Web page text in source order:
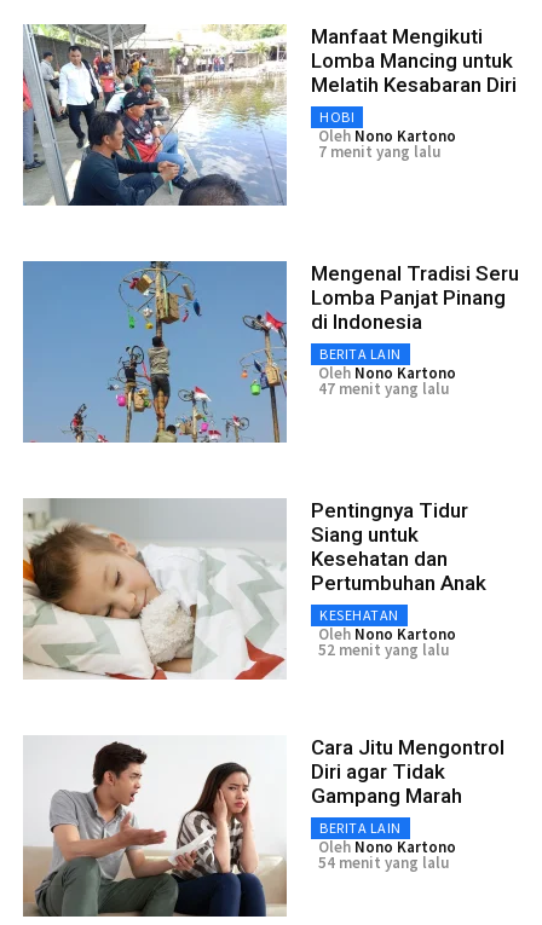
Manfaat Mengikuti
Lomba Mancing untuk
Melatih Kesabaran Diri
HOBI
Oleh Nono Kartono
7 menit yang lalu
Mengenal Tradisi Seru
Lomba Panjat Pinang
di Indonesia
BERITA LAIN
Oleh Nono Kartono
47 menit yang lalu
Pentingnya Tidur
Siang untuk
Kesehatan dan
Pertumbuhan Anak
KESEHATAN
Oleh Nono Kartono
52 menit yang lalu
Cara Jitu Mengontrol
Diri agar Tidak
Gampang Marah
BERITA LAIN
Oleh Nono Kartono
54 menit yang lalu